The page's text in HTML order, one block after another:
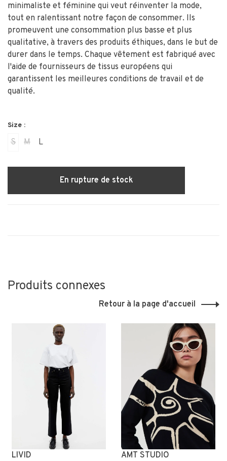
minimaliste et féminine qui veut réinventer la mode,
tout en ralentissant notre façon de consommer. Ils
promeuvent une consommation plus basse et plus
qualitative, à travers des produits éthiques, dans le but de
durer dans le temps. Chaque vêtement est fabriqué avec
l'aide de fournisseurs de tissus européens qui
garantissent les meilleures conditions de travail et de
qualité.
Size :
S M L
En rupture de stock
Produits connexes
Retour à la page d'accueil
LIVID AMT STUDIO